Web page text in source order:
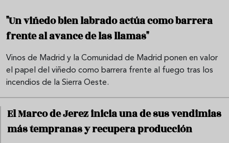
"Un viñedo bien labrado actúa como barrera
frente al avance de las llamas"
Vinos de Madrid y la Comunidad de Madrid ponen en valor
el papel del viñedo como barrera frente al fuego tras los
incendios de la Sierra Oeste.
El Marco de Jerez inicia una de sus vendimias
más tempranas y recupera producción